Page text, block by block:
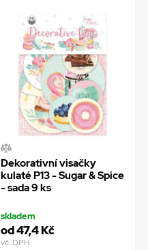
Dekorativní visačky
kulaté P13 - Sugar & Spice
- sada 9 ks
skladem
od 47,4 Kč
vč. DPH